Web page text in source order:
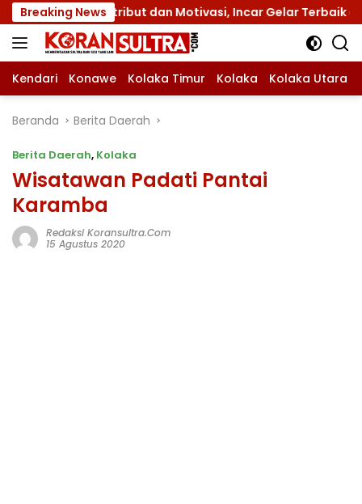
Langsung
ke
konten
Breaking News
Atribut dan Motivasi, Incar Gelar Terbaik di Sultra
Kendari Konawe Kolaka Timur Kolaka Kolaka Utara
Beranda Berita Daerah
Berita Daerah, Kolaka
Wisatawan Padati Pantai
Karamba
Redaksi Koransultra.com
15 Agustus 2020